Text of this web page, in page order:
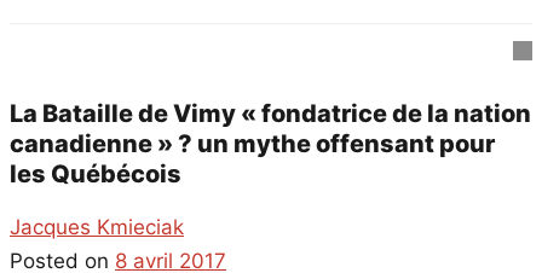
La Bataille de Vimy « fondatrice de la nation
canadienne » ? un mythe offensant pour
les Québécois
Jacques Kmieciak
Posted on 8 avril 2017